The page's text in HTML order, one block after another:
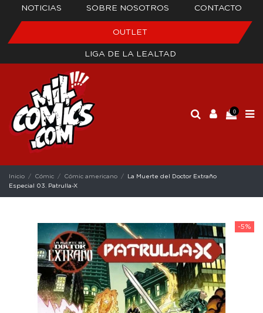
NOTICIAS SOBRE NOSOTROS CONTACTO
OUTLET
LIGA DE LA LEALTAD
0
Inicio Cómic Cómic americano
La Muerte del Doctor Extraño
Especial 03. Patrulla-X
-5%